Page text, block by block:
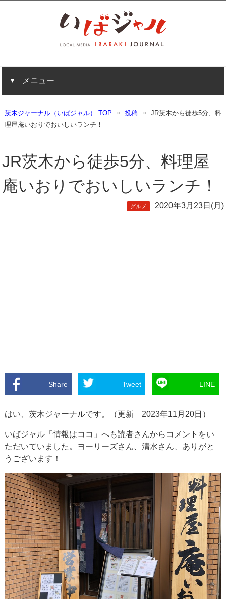
メニュー
茨木ジャーナル（いばジャル） TOP 投稿
JR茨木から徒歩5分、料
理屋庵いおりでおいしいランチ！
JR茨木から徒歩5分、料理屋
庵いおりでおいしいランチ！
グルメ 2020年3月23日(月)
Share Tweet LINE
はい、茨木ジャーナルです。（更新 2023年11月20日）
いばジャル「情報はココ」へも読者さんからコメントをい
ただいていました。ヨーリーズさん、清水さん、ありがと
うございます！